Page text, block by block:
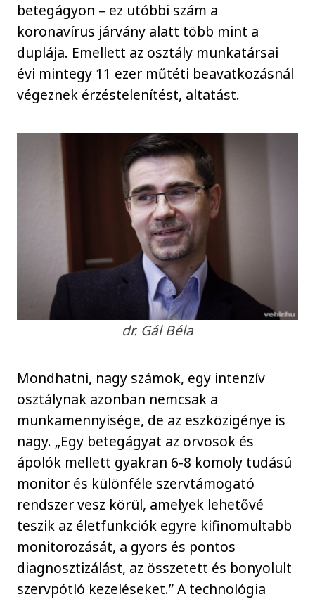
betegágyon – ez utóbbi szám a
koronavírus járvány alatt több mint a
duplája. Emellett az osztály munkatársai
évi mintegy 11 ezer műtéti beavatkozásnál
végeznek érzéstelenítést, altatást.
dr. Gál Béla
Mondhatni, nagy számok, egy intenzív
osztálynak azonban nemcsak a
munkamennyisége, de az eszközigénye is
nagy. „Egy betegágyat az orvosok és
ápolók mellett gyakran 6-8 komoly tudású
monitor és különféle szervtámogató
rendszer vesz körül, amelyek lehetővé
teszik az életfunkciók egyre kifinomultabb
monitorozását, a gyors és pontos
diagnosztizálást, az összetett és bonyolult
szervpótló kezeléseket.” A technológia